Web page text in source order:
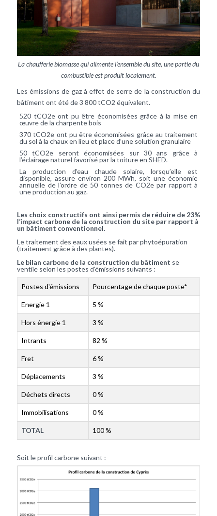
La chaufferie biomasse qui alimente l’ensemble du site, une partie du
combustible est produit localement.
Les émissions de gaz à effet de serre de la construction du
bâtiment ont été de 3 800 tCO2 équivalent.
520 tCO2e ont pu être économisées grâce à la mise en
œuvre de la charpente bois
370 tCO2e ont pu être économisées grâce au traitement
du sol à la chaux en lieu et place d’une solution granulaire
50 tCO2e seront économisées sur 30 ans grâce à
l’éclairage naturel favorisé par la toiture en SHED.
La production d’eau chaude solaire, lorsqu’elle est
disponible, assure environ 200 MWh, soit une économie
annuelle de l’ordre de 50 tonnes de CO2e par rapport à
une production au gaz.
Les choix constructifs ont ainsi permis de réduire de 23%
l’impact carbone de la construction du site par rapport à
un bâtiment conventionnel.
Le traitement des eaux usées se fait par phytoépuration
(traitement grâce à des plantes).
Le bilan carbone de la construction du bâtiment se
ventile selon les postes d’émissions suivants :
Postes d'émissions Pourcentage de chaque poste*
Energie 1 5 %
Hors énergie 1 3 %
Intrants 82 %
Fret 6 %
Déplacements 3 %
Déchets directs 0 %
Immobilisations 0 %
TOTAL 100 %
Soit le profil carbone suivant :